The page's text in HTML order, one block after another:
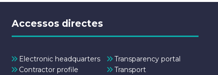
Accessos directes
Electronic headquarters
Transparency portal
Contractor profile
Transport